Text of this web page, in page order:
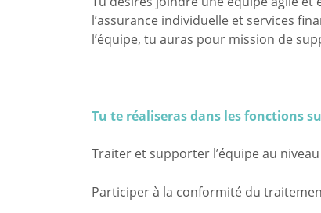
l’assurance individuelle et services
l’équipe, tu auras pour mission de
Tu te réaliseras dans les fonctions
Traiter et supporter l’équipe au
Participer à la conformité du